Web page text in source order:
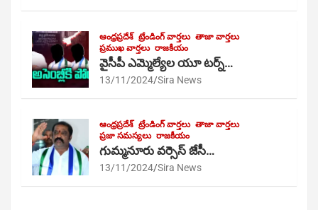
ఆంధ్రప్రదేశ్ ట్రేండింగ్ వార్తలు తాజా వార్తలు
ప్రముఖ వార్తలు రాజకీయం
వైసీపీ ఎమ్మెల్యేల యూ టర్న్…
13/11/2024 Sira News
ఆంధ్రప్రదేశ్ ట్రేండింగ్ వార్తలు తాజా వార్తలు
ప్రజా సమస్యలు రాజకీయం
గుమ్మనూరు వర్సెస్ జేసీ…
13/11/2024 Sira News